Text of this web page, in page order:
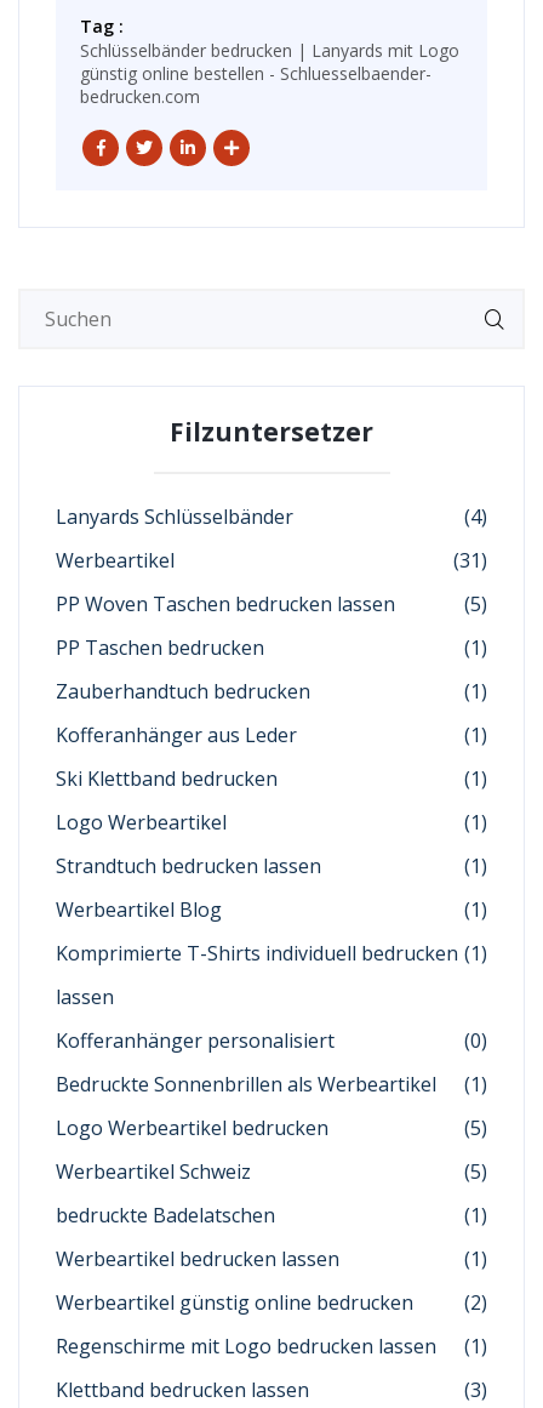
Tag :
Schlüsselbänder bedrucken | Lanyards mit Logo
günstig online bestellen - Schluesselbaender-
bedrucken.com
Filzuntersetzer
Lanyards Schlüsselbänder
(4)
Werbeartikel
(31)
PP Woven Taschen bedrucken lassen
(5)
PP Taschen bedrucken
(1)
Zauberhandtuch bedrucken
(1)
Kofferanhänger aus Leder
(1)
Ski Klettband bedrucken
(1)
Logo Werbeartikel
(1)
Strandtuch bedrucken lassen
(1)
Werbeartikel Blog
(1)
Komprimierte T-Shirts individuell bedrucken
lassen
(1)
Kofferanhänger personalisiert
(0)
Bedruckte Sonnenbrillen als Werbeartikel
(1)
Logo Werbeartikel bedrucken
(5)
Werbeartikel Schweiz
(5)
bedruckte Badelatschen
(1)
Werbeartikel bedrucken lassen
(1)
Werbeartikel günstig online bedrucken
(2)
Regenschirme mit Logo bedrucken lassen
(1)
Klettband bedrucken lassen
(3)